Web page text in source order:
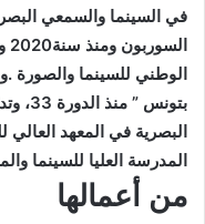
في السينما والسمعي
الوطني للسينما والصورة .و
البصرية في المعهد
المدرسة العليا للسينما
من أعمالها